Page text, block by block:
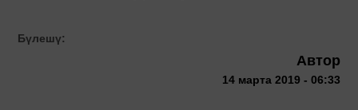
Бүлешү:
Автор
14 марта 2019 - 06:33